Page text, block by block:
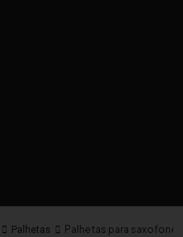
Palhetas Palhetas para saxofone